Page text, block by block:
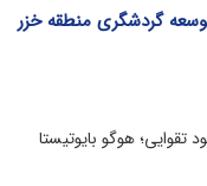
گردشگری منطقه خزر
هوگو بایوتیستا